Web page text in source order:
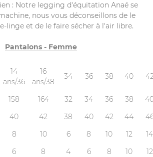
: Notre legging d'équitation Anaé se
nous vous déconseillons de le
linge et de le faire sécher à l'air libre.
Pantalons - Femme
14
ans/36
16
ans/38
34 36 38 40
158 164 32 34 36 38
40 42 38 40 42 44
8 10 6 8 10 12
14
6 8 4 6 8 10 12